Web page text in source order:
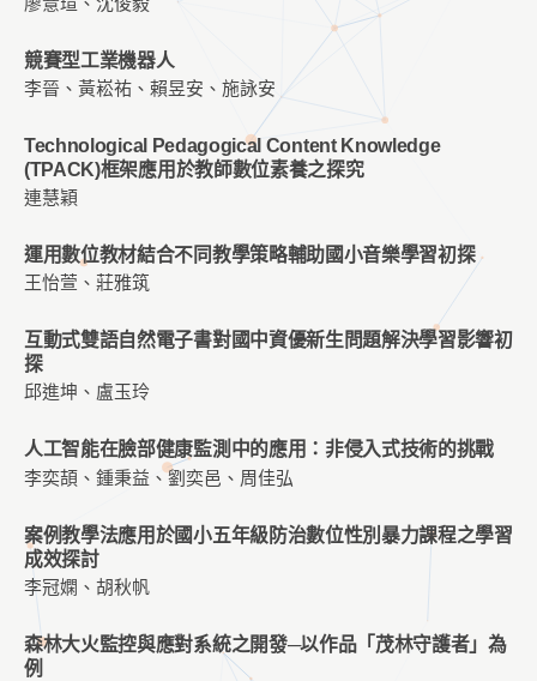
競賽型工業機器人
李晉、黃崧祐、賴昱安、施詠安
Technological Pedagogical Content Knowledge
(TPACK)框架應用於教師數位素養之探究
連慧穎
運用數位教材結合不同教學策略輔助國小音樂學習初探
王怡萱、莊雅筑
互動式雙語自然電子書對國中資優新生問題解決學習影響初
探
邱進坤、盧玉玲
人工智能在臉部健康監測中的應用：非侵入式技術的挑戰
李奕頡、鍾秉益、劉奕邑、周佳弘
案例教學法應用於國小五年級防治數位性別暴力課程之學習
成效探討
李冠嫻、胡秋帆
森林大火監控與應對系統之開發─以作品「茂林守護者」為
例